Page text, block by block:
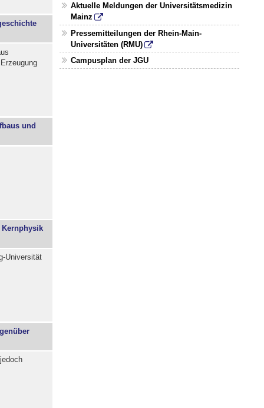
und
Universität
Aktuelle Meldungen der Universitätsmedizin
Mainz
Pressemitteilungen der Rhein-Main-
Universitäten (RMU)
Campusplan der JGU